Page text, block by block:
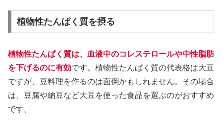
植物性たんぱく質を摂る
植物性たんぱく質は、血液中のコレステロールや中性脂肪
を下げるのに有効です。植物性たんぱく質の代表格は大豆
ですが、豆料理を作るのは面倒かもしれません。その場合
は、豆腐や納豆など大豆を使った食品を選ぶのがおすすめ
です。